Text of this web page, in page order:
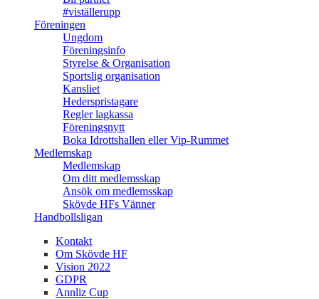
#viställerupp
Föreningen
Ungdom
Föreningsinfo
Styrelse & Organisation
Sportslig organisation
Kansliet
Hederspristagare
Regler lagkassa
Föreningsnytt
Boka Idrottshallen eller Vip-Rummet
Medlemskap
Medlemskap
Om ditt medlemsskap
Ansök om medlemsskap
Skövde HFs Vänner
Handbollsligan
Kontakt
Om Skövde HF
Vision 2022
GDPR
Annliz Cup